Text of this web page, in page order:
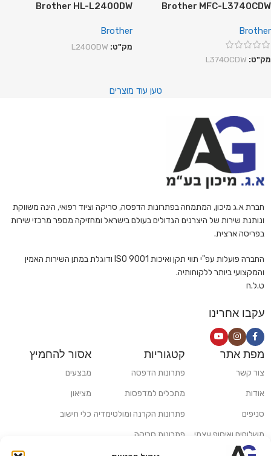
Brother MFC-L3740CDW
Brother
מק"ט: L3740CDW
Brother HL-L2400DW
Brother
מק"ט: L2400DW
טען עוד מוצרים
חברת א.ג מיכון, המתמחה בפתרונות הדפסה, סריקה וציוד רפואי, הינה משווקת
ונותנת שירות של היצרנים הגדולים בעולם בישראל ומחזיקה מספר מרכזי שירות
בפריסה ארצית.
החברה פועלות עפ"י תווי תקן ואיכות ISO 9001 ודוגלת במתן השירות האמין
והמקצועי ביותר ללקוחותיה.
ט.ל.ח
עקבו אחרינו
מפת אתר
צור קשר
אודות
סניפים
משלוחים ואיסוף עצמי
קטגוריות
פתרונות הדפסה
מתכלים למדפסות
פתרונות הקרנה ומולטימדיה
פתרונות סריקה
אסור להחמיץ
מבצעים
מציאון
כלי חישוב